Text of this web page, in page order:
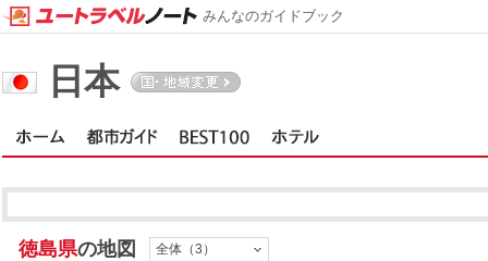
日本
徳島県の地図 全体（3）
みんなのガイドブック